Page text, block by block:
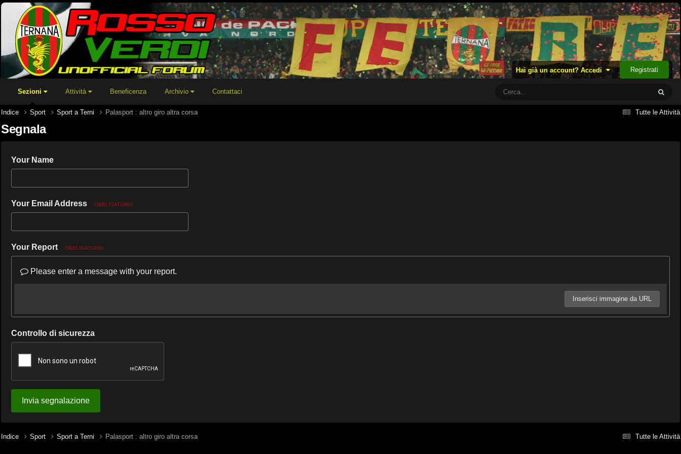
Hai già un account? Accedi Registrati
Sezioni Attività Beneficenza Archivio Contattaci
Tutte le Attività
Indice Sport Sport a Terni Palasport : altro giro altra corsa
Segnala
Your Name
Your Email Address OBBLIGATORIO
Your Report OBBLIGATORIO
Please enter a message with your report.
Inserisci immagine da URL
Controllo di sicurezza
Invia segnalazione
Tutte le Attività
Indice Sport Sport a Terni Palasport : altro giro altra corsa